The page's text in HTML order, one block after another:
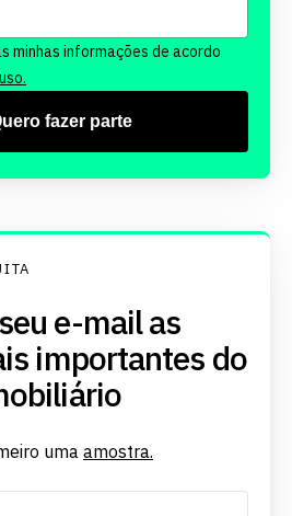
minhas informações de acordo
fazer parte
e-mail as
importantes do
uma amostra.